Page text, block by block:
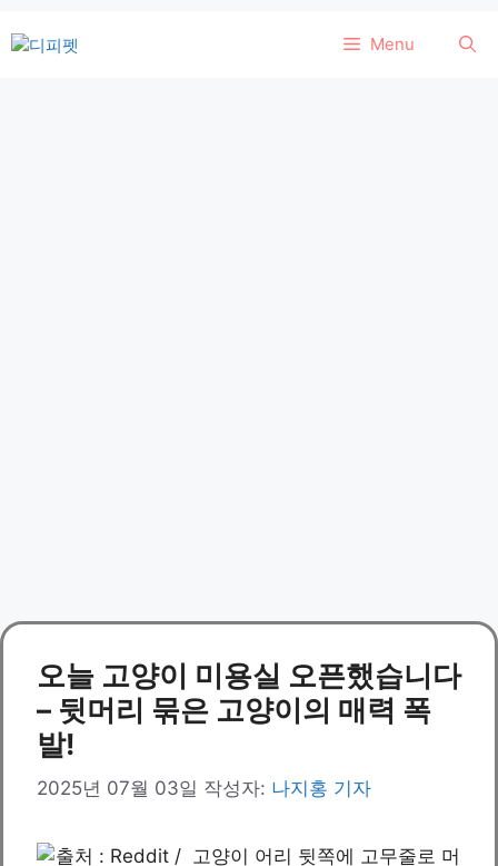
텐
Menu
오늘 고양이 미용실 오픈했습니다
– 뒷머리 묶은 고양이의 매력 폭
발!
2025년 07월 03일 작성자: 나지홍 기자